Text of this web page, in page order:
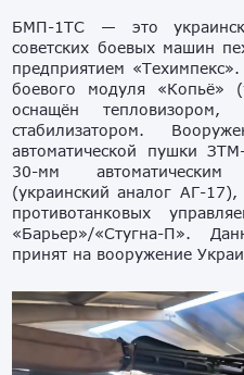
БМП-1ТС — это
советских боевых машин
предприятием
боевого модуля «Копьё»
оснащён тепловизором,
стабилизатором.
автоматической пушки
30-мм
(украинский аналог АГ-
противотанковых
«Барьер»/«Стугна-П».
принят на вооружение